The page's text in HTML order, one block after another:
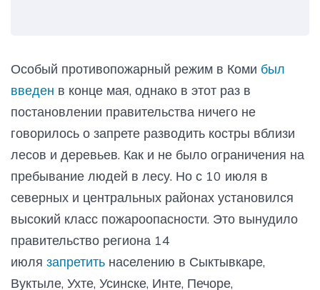
Особый противопожарный режим в Коми был
введен в конце мая, однако в этот раз в
постановлении правительства ничего не
говорилось о запрете разводить костры вблизи
лесов и деревьев. Как и не было ограничения на
пребывание людей в лесу. Но с 10 июля в
северных и центральных районах установился
высокий класс пожароопасности. Это вынудило
правительство региона 14
июля запретить населению в Сыктывкаре,
Вуктыле, Ухте, Усинске, Инте, Печоре,